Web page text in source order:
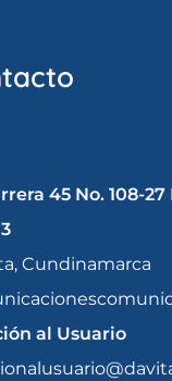
45 No. 108-27
Cundinamarca
al Usuario